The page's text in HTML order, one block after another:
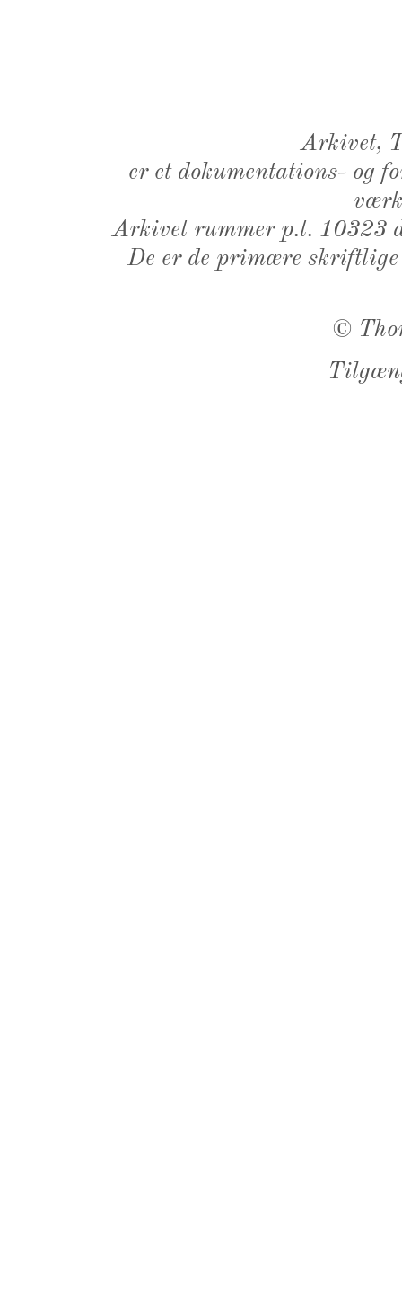
Arkivet,
er et dokumentations- og
Arkivet rummer p.t. 10323
De er de primære
©